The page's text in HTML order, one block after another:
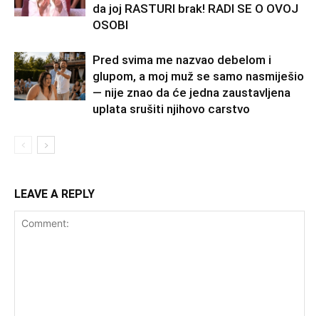
da joj RASTURI brak! RADI SE O OVOJ
OSOBI
Pred svima me nazvao debelom i
glupom, a moj muž se samo nasmiješio
— nije znao da će jedna zaustavljena
uplata srušiti njihovo carstvo
LEAVE A REPLY